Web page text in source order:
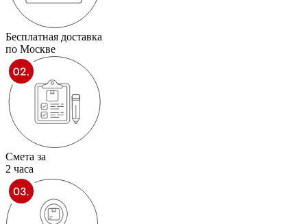
Бесплатная доставка
по Москве
Смета за
2 часа